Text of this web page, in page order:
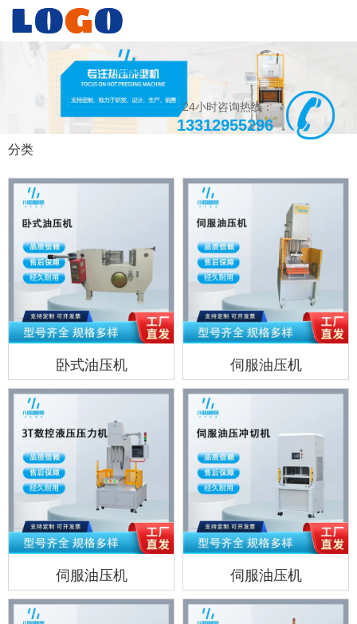
24小时咨询热线：
13312955296
分类
卧式油压机 伺服油压机
伺服油压机 伺服油压机